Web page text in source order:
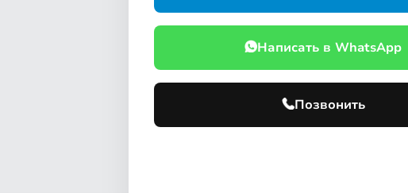
Написать в WhatsApp
Позвонить